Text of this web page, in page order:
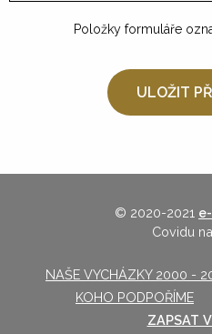
Položky formuláře
© 2020-2021
Covidu
NAŠE VYCHÁZKY 2000 -
KOHO PODPOŘÍME
ZAPSAT